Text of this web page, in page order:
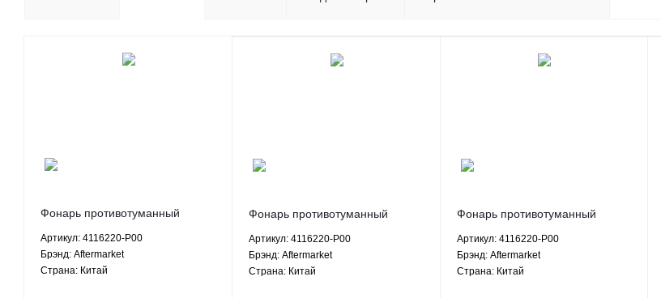
Фонарь противотуманный
Great Wall Wingle - 4116220-P00
Aftermarket
Артикул: 4116220-P00
Брэнд: Aftermarket
Страна: Китай
Фонарь противотуманный
Great Wall Wingle 5 - 4116220-
P00 Aftermarket
Артикул: 4116220-P00
Брэнд: Aftermarket
Страна: Китай
Фонарь противотуманный
Great Wall Wingle 3 - 4116220-
P00 Aftermarket
Артикул: 4116220-P00
Брэнд: Aftermarket
Страна: Китай